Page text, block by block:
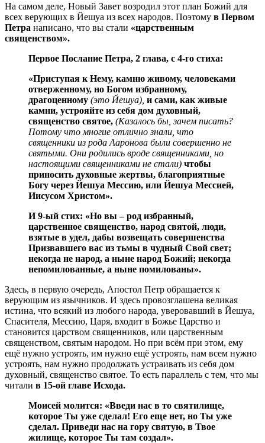
На самом деле, Новый Завет возродил этот план Божий для
всех верующих в Йешуа из всех народов. Поэтому в Первом
Петра написано, что вы стали «царственным
священством».
Первое Послание Петра, 2 глава, с 4-го стиха:
«Приступая к Нему, камню живому, человеками
отверженному, но Богом избранному,
драгоценному (это Йешуа), и сами, как живые
камни, устрояйте из себя дом духовный,
священство святое, (Казалось бы, зачем писать?
Потому что многие отлично знали, что
священники из рода Ааронова были совершенно не
святыми. Они родились вроде священниками, но
настоящими священниками не стали) чтобы
приносить духовные жертвы, благоприятные
Богу через Йешуа Мессию, или Йешуа Мессией,
Иисусом Христом».
И 9-ый стих: «Но вы – род избранный,
царственное священство, народ святой, люди,
взятые в удел, дабы возвещать совершенства
Призвавшего вас из тьмы в чудный Свой свет;
некогда не народ, а ныне народ Божий; некогда
непомилованные, а ныне помилованы».
Здесь, в первую очередь, Апостол Петр обращается к
верующим из язычников. И здесь провозглашена великая
истина, что всякий из любого народа, уверовавший в Йешуа,
Спасителя, Мессию, Царя, входит в Божье Царство и
становится царством священников, или царственным
священством, святым народом. Но при всём при этом, ему
ещё нужно устроять, им нужно ещё устроять, нам всем нужно
устроять, нам нужно продолжать устраивать из себя дом
духовный, священство святое. То есть параллель с тем, что мы
читали в 15-ой главе Исхода.
Моисей молится: «Введи нас в то святилище,
которое Ты уже сделал! Его еще нет, но Ты уже
сделал. Приведи нас на гору святую, в Твое
жилище, которое Ты там создал».